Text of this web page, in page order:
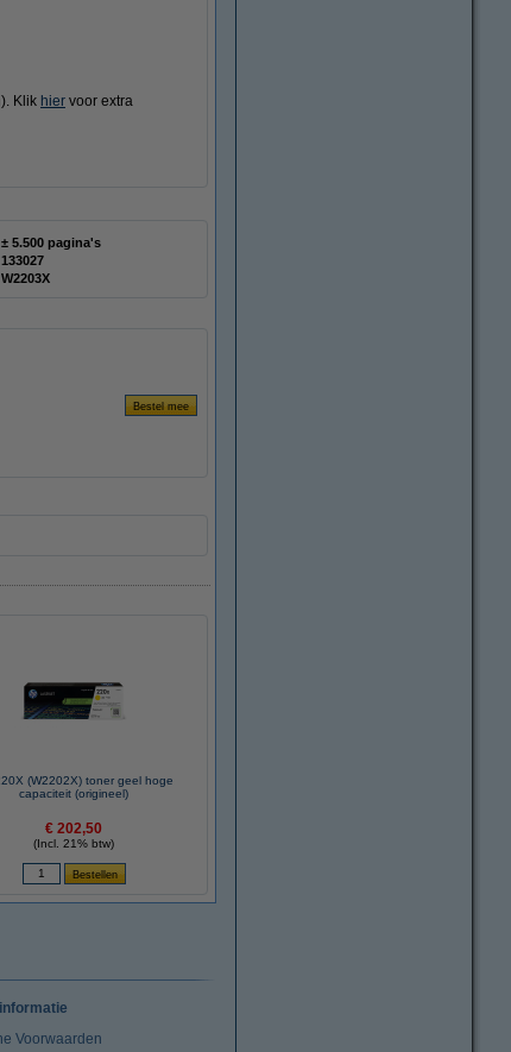
Klik hier voor extra
± 5.500 pagina's
133027
W2203X
(W2202X) toner geel hoge
capaciteit (origineel)
€ 202,50
(Incl. 21% btw)
Voorwaarden